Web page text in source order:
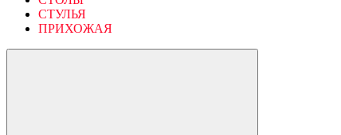
СТУЛЬЯ
ПРИХОЖАЯ